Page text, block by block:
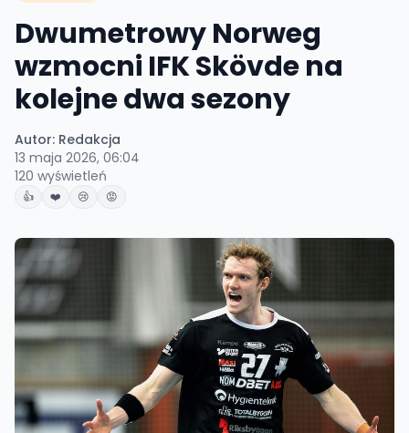
Dwumetrowy Norweg
wzmocni IFK Skövde na
kolejne dwa sezony
Autor: Redakcja
13 maja 2026, 06:04
120 wyświetleń
👍 ❤️ 😢 😡